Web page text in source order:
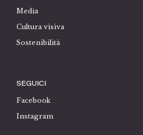
Media
Cultura visiva
Sostenibilità
SEGUICI
Facebook
Instagram